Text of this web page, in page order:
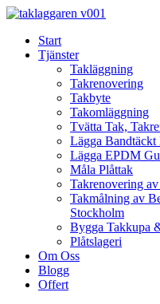
Skip
contentStart
Tjänster
Takläggning
Takrenovering
Takbyte
Takomläggning
Tvätta Tak,
Lägga Bandtäckt
Lägga EPDM
Måla Plåttak
Takrenovering
Takmålning av
Stockholm
Bygga Takkupa
Plåtslageri
Om Oss
Blogg
Offert